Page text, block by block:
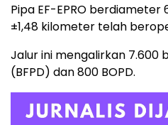
Pipa EF-EPRO
±1,48 kilometer telah
Jalur ini mengalirkan 7.600
(BFPD) dan 800 BOPD.